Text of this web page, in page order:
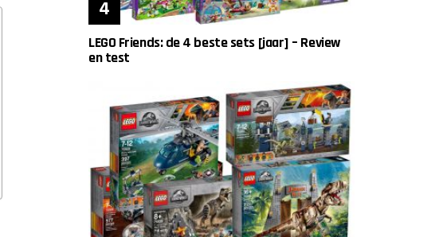
LEGO Friends: de 4 beste sets [jaar] – Review
en test